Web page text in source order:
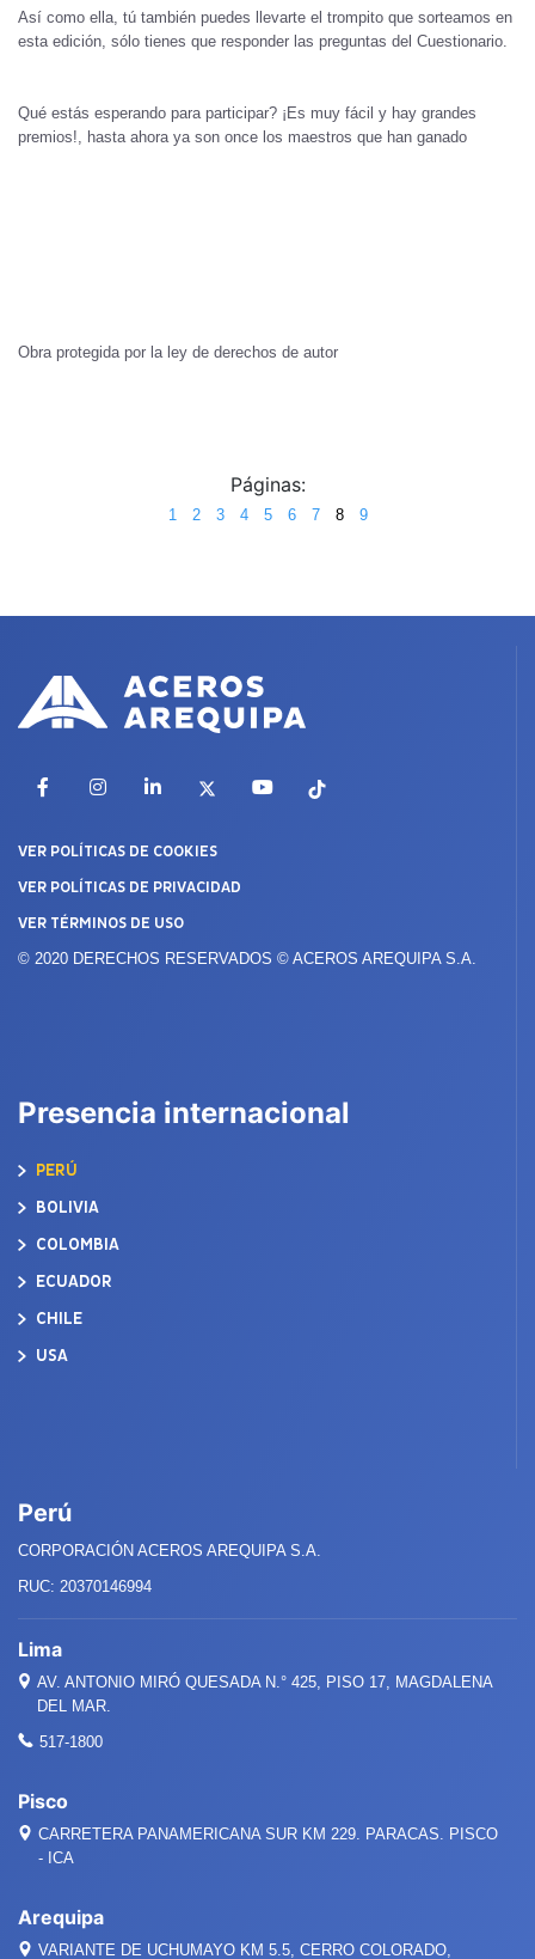
Así como ella, tú también puedes llevarte el trompito que sorteamos en
esta edición, sólo tienes que responder las preguntas del Cuestionario.
Qué estás esperando para participar? ¡Es muy fácil y hay grandes
premios!, hasta ahora ya son once los maestros que han ganado
Obra protegida por la ley de derechos de autor
Páginas:
1 2 3 4 5 6 7 8 9
FacebookInstagramLinkedIn YouTubeTikTok
VER POLÍTICAS DE COOKIES
VER POLÍTICAS DE PRIVACIDAD
VER TÉRMINOS DE USO
© 2020 DERECHOS RESERVADOS © ACEROS AREQUIPA S.A.
Presencia internacional
PERÚ
BOLIVIA
COLOMBIA
ECUADOR
CHILE
USA
Perú
CORPORACIÓN ACEROS AREQUIPA S.A.
RUC: 20370146994
Lima
AV. ANTONIO MIRÓ QUESADA N.° 425, PISO 17, MAGDALENA
DEL MAR.
517-1800
Pisco
CARRETERA PANAMERICANA SUR KM 229. PARACAS. PISCO
- ICA
Arequipa
VARIANTE DE UCHUMAYO KM 5.5, CERRO COLORADO,